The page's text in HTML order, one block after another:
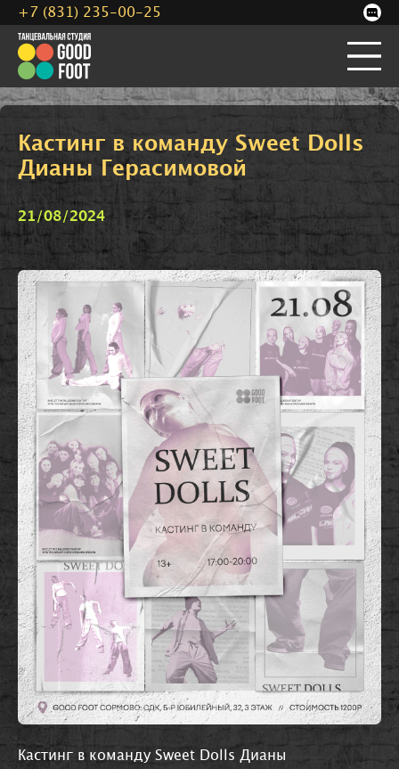
Кастинг в команду Sweet Dolls
Дианы Герасимовой
21/08/2024
Кастинг в команду Sweet Dolls Дианы
+7 (831) 235-00-25